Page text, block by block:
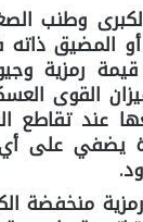
وطنب
المضيق
رمزية
القوى
عند تقاطع
يضفي
منخفضة